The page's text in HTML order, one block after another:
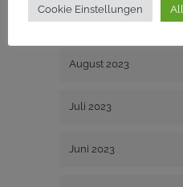
November 2023
August 2023
Juli 2023
Juni 2023
Cookie Einstellungen